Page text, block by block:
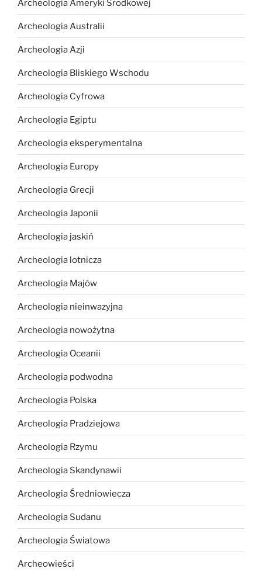
Archeologia Ameryki Środkowej
Archeologia Australii
Archeologia Azji
Archeologia Bliskiego Wschodu
Archeologia Cyfrowa
Archeologia Egiptu
Archeologia eksperymentalna
Archeologia Europy
Archeologia Grecji
Archeologia Japonii
Archeologia jaskiń
Archeologia lotnicza
Archeologia Majów
Archeologia nieinwazyjna
Archeologia nowożytna
Archeologia Oceanii
Archeologia podwodna
Archeologia Polska
Archeologia Pradziejowa
Archeologia Rzymu
Archeologia Skandynawii
Archeologia Średniowiecza
Archeologia Sudanu
Archeologia Światowa
Archeowieści